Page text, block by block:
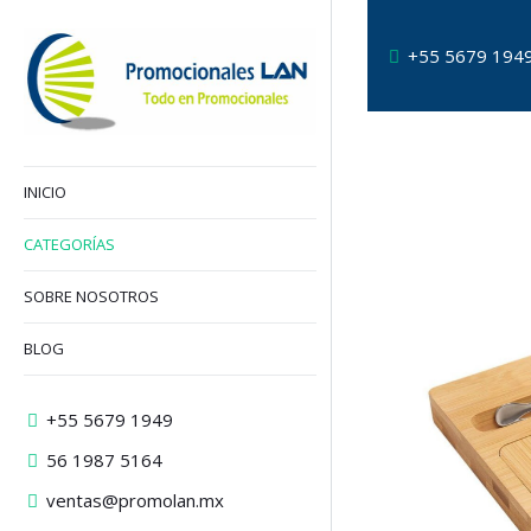
+55 5679
INICIO
CATEGORÍAS
SOBRE NOSOTROS
BLOG
+55 5679 1949
56 1987 5164
ventas@promolan.mx